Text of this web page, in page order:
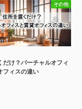
その他
だけ？バーチャルオフィ
フィスの違い